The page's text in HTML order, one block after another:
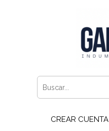
CREAR CUENTA